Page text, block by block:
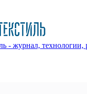
- журнал, технологии,